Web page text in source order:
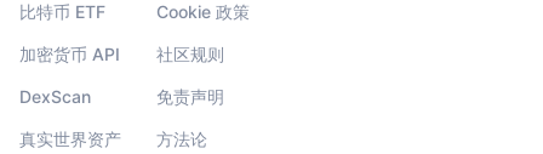
比特币 ETF
加密货币 API
DexScan
真实世界资产
Cookie 政策
社区规则
免责声明
方法论